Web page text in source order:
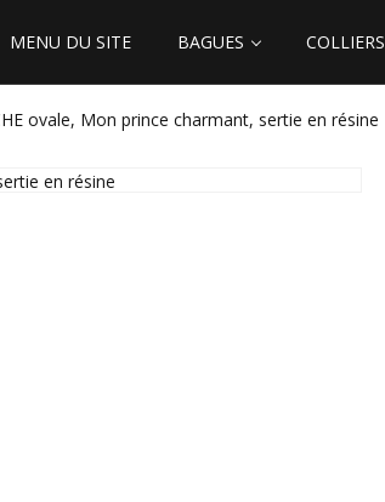
MENU DU SITE BAGUES COLLIERS
ovale, Mon prince charmant, sertie en résine